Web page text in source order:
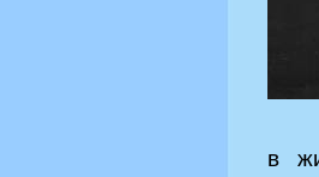
в